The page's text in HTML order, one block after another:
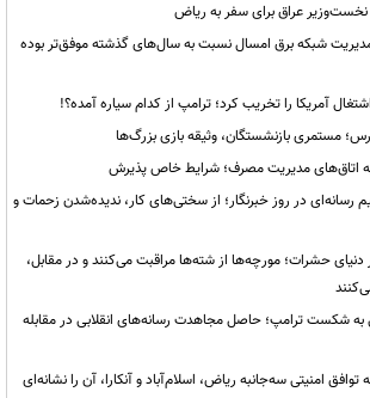
عراق برای سفر به ریاض
شبکه برق امسال نسبت به سال‌های گذشته موفق‌تر بوده
آمریکا را تخریب کرد؛ ترامپ از کدام سیاره آمده؟!
مستمری بازنشستگان، وثیقه بازی بزرگ‌ها
به اتاق‌های مدیریت مصرف؛ شرایط خاص پذیرش
در روز خبرنگار؛ از سختی‌های کار، ندیده‌شدن زحمات و
حشرات؛ مورچه‌ها از شته‌ها مراقبت می‌کنند و در مقابل،
به شکست ترامپ؛ حاصل مجاهدت رسانه‌های انقلابی در مقابله
توافق امنیتی سه‌جانبه ریاض، اسلام‌آباد و آنکارا، آن را نشانه‌ای